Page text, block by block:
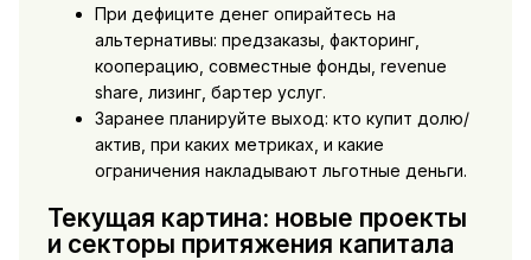
При дефиците денег опирайтесь на
альтернативы: предзаказы, факторинг,
кооперацию, совместные фонды, revenue
share, лизинг, бартер услуг.
Заранее планируйте выход: кто купит долю/
актив, при каких метриках, и какие
ограничения накладывают льготные деньги.
Текущая картина: новые проекты
и секторы притяжения капитала